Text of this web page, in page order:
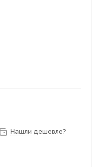
Нашли дешевле?